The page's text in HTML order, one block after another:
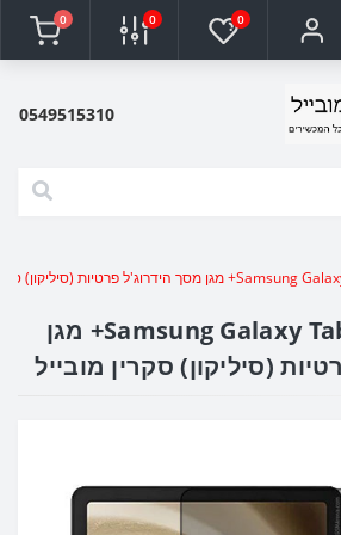
0
0
0
0549515310
[2 יחידות] Samsung Galaxy Tab A11+ מגן
(סיליקון) סקרין מובייל